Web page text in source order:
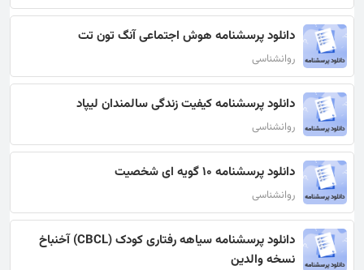
دانلود پرسشنامه هوش اجتماعی آنگ تون تت
روانشناسی
دانلود پرسشنامه کیفیت زندگی سالمندان لیپاد
روانشناسی
دانلود پرسشنامه 10 گویه ای شخصیت
روانشناسی
دانلود پرسشنامه سیاهه رفتاری کودک (CBCL) آخنباخ
نسخه والدین